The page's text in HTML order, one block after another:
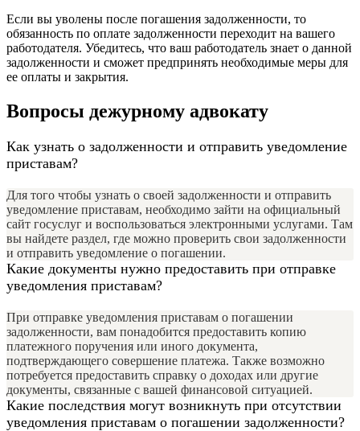
Если вы уволены после погашения задолженности, то
обязанность по оплате задолженности переходит на вашего
работодателя. Убедитесь, что ваш работодатель знает о данной
задолженности и сможет предпринять необходимые меры для
ее оплаты и закрытия.
Вопросы дежурному адвокату
Как узнать о задолженности и отправить уведомление
приставам?
Для того чтобы узнать о своей задолженности и отправить
уведомление приставам, необходимо зайти на официальный
сайт госуслуг и воспользоваться электронными услугами. Там
вы найдете раздел, где можно проверить свои задолженности
и отправить уведомление о погашении.
Какие документы нужно предоставить при отправке
уведомления приставам?
При отправке уведомления приставам о погашении
задолженности, вам понадобится предоставить копию
платежного поручения или иного документа,
подтверждающего совершение платежа. Также возможно
потребуется предоставить справку о доходах или другие
документы, связанные с вашей финансовой ситуацией.
Какие последствия могут возникнуть при отсутствии
уведомления приставам о погашении задолженности?